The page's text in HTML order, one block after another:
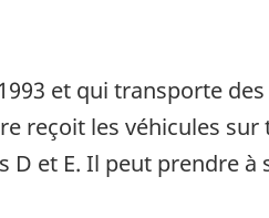
et qui transporte des
reçoit les véhicules
D et E. Il peut prendre